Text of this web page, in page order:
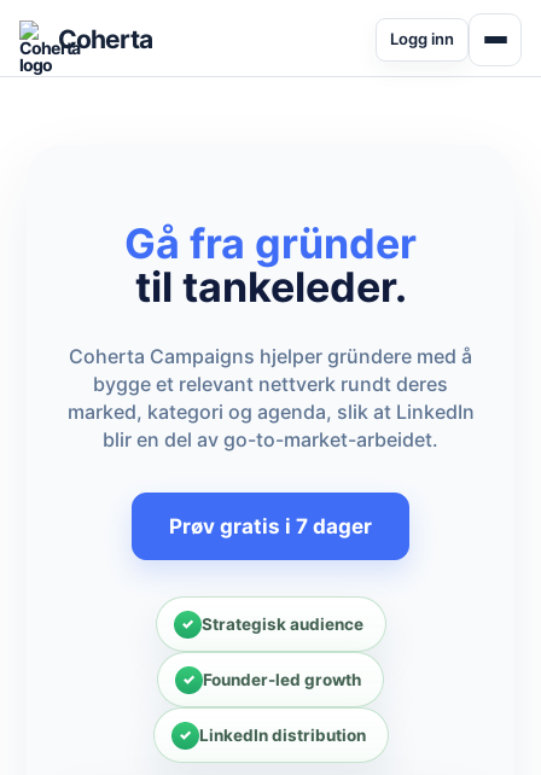
Coherta Logg inn
Gå fra gründer
til tankeleder.
Coherta Campaigns hjelper gründere med å
bygge et relevant nettverk rundt deres
marked, kategori og agenda, slik at LinkedIn
blir en del av go-to-market-arbeidet.
Prøv gratis i 7 dager
Strategisk audience
Founder-led growth
LinkedIn distribution